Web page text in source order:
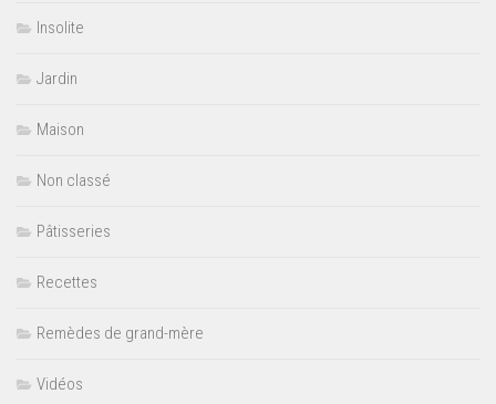
Insolite
Jardin
Maison
Non classé
Pâtisseries
Recettes
Remèdes de grand-mère
Vidéos